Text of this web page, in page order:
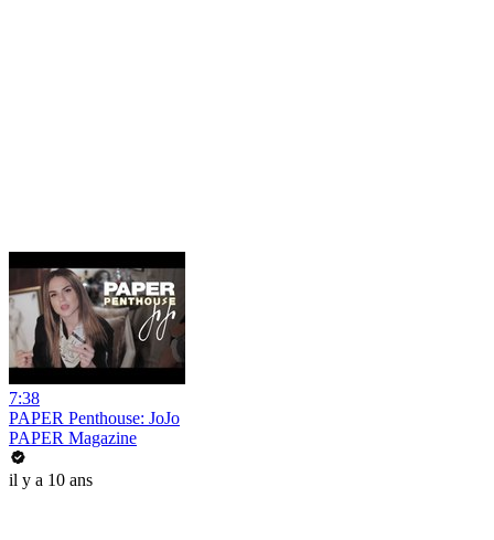
7:38
PAPER Penthouse: JoJo
PAPER Magazine
il y a 10 ans